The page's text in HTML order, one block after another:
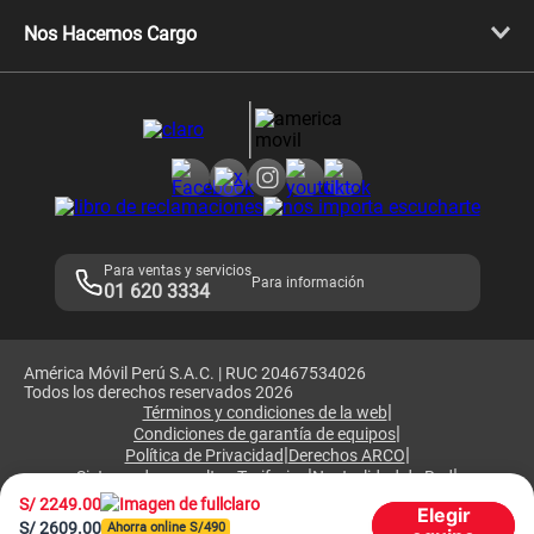
S/2249.00
S/2609.00 Ahorra online S/490
Elegir
Celulares Motorola
Llamada por llamada
Comprobantes electrónicos
Consulta de IMEI
Nos Hacemos Cargo
Consulta de reclamos
Adquirientes iPhone 6, 6S y SE
Mensaje de Seguridad
Términos y Condiciones de Tienda Claro
Libro de Reclamaciones
Para ventas y servicios
01 620 3334 Para información
América Móvil Perú S.A.C. | RUC 20467534026
Todos los derechos reservados 2026
Términos y condiciones de la web|
Condiciones de garantía de equipos|
Política de Privacidad|Derechos ARCO|
Sistema de consultas Tarifarias|Neutralidad de Red|
Sistema de Consulta de Deudas Legal y regulatorio